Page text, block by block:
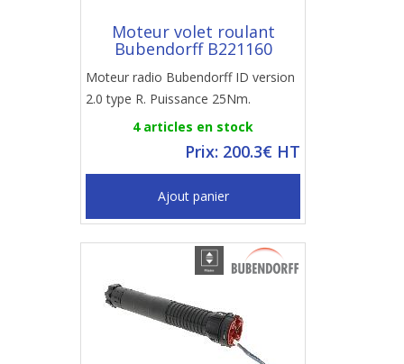
Moteur volet roulant
Bubendorff B221160
Moteur radio Bubendorff ID version
2.0 type R. Puissance 25Nm.
4 articles en stock
Prix: 200.3€ HT
Ajout panier